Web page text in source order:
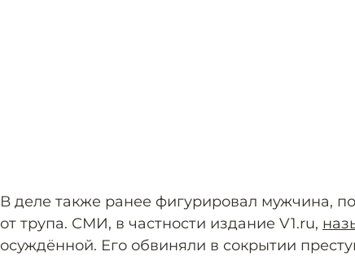
В деле также ранее фигурировал мужчина,
от трупа. СМИ, в частности издание V1.ru,
осуждённой. Его обвиняли в сокрытии